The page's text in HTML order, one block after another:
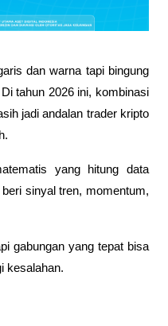
dan warna tapi bingung
tahun 2026 ini, kombinasi
jadi andalan trader kripto
yang hitung data
sinyal tren, momentum,
gabungan yang tepat bisa
kesalahan.